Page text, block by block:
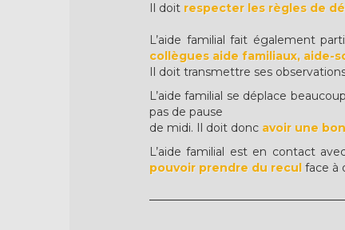
Il doit respecter les règles de
L’aide familial fait également
collègues aide familiaux, aide-
Il doit transmettre ses
L’aide familial se déplace
pas de pause
de midi. Il doit donc avoir une
L’aide familial est en contact
pouvoir prendre du recul face à